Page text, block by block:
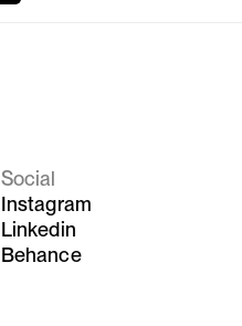
Social
Instagram
Linkedin
Behance